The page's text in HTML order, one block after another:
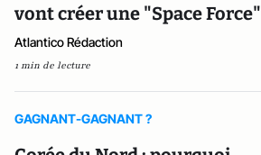
vont créer une "Space Force"
Atlantico Rédaction
1 min de lecture
GAGNANT-GAGNANT ?